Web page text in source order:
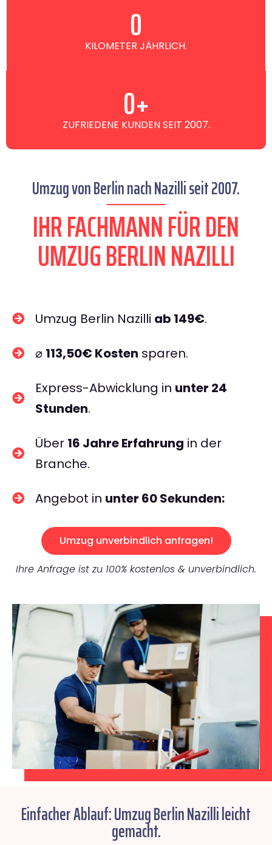
KILOMETER JÄHRLICH.
0
ZUFRIEDENE KUNDEN SEIT 2007.
0+
Umzug von Berlin nach Nazilli seit 2007.
IHR FACHMANN FÜR DEN
UMZUG BERLIN NAZILLI
Umzug Berlin Nazilli ab 149€.
⌀ 113,50€ Kosten sparen.
Express-Abwicklung in unter 24
Stunden.
Über 16 Jahre Erfahrung in der
Branche.
Angebot in unter 60 Sekunden:
Umzug unverbindlich anfragen!
Ihre Anfrage ist zu 100% kostenlos & unverbindlich.
Einfacher Ablauf: Umzug Berlin Nazilli leicht
gemacht.